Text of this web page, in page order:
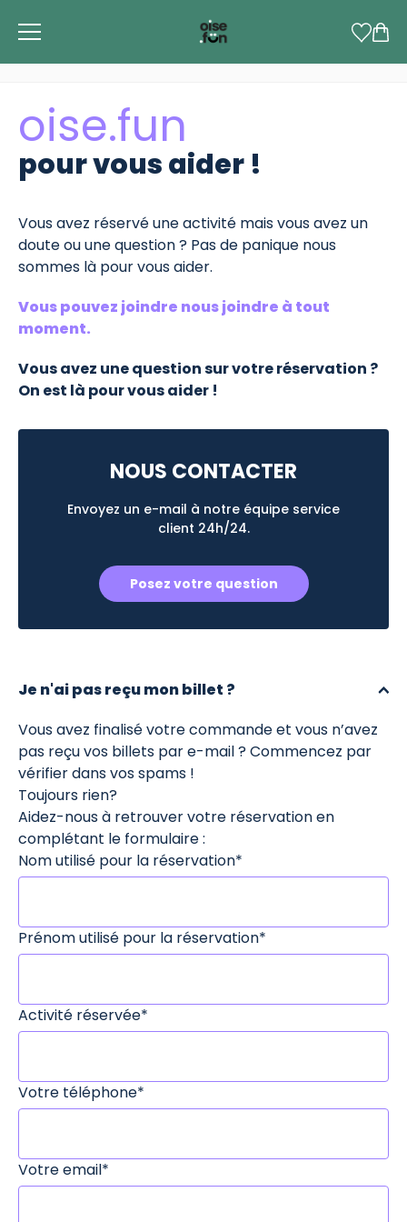
oise.fun
pour vous aider !
Vous avez réservé une activité mais vous avez un
doute ou une question ? Pas de panique nous
sommes là pour vous aider.
Vous pouvez joindre nous joindre à tout
moment.
Vous avez une question sur votre réservation ?
On est là pour vous aider !
NOUS CONTACTER
Envoyez un e-mail à notre équipe service
client 24h/24.
Posez votre question
Je n'ai pas reçu mon billet ?
Vous avez finalisé votre commande et vous n’avez
pas reçu vos billets par e-mail ? Commencez par
vérifier dans vos spams !
Toujours rien?
Aidez-nous à retrouver votre réservation en
complétant le formulaire :
Nom utilisé pour la réservation*
Prénom utilisé pour la réservation*
Activité réservée*
Votre téléphone*
Votre email*